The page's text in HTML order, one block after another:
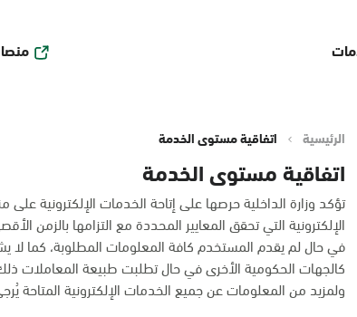
الرئيسية اتفاقية مستوى الخدمة
اتفاقية مستوى الخدمة
تؤكد وزارة الداخلية حرصها على إتاحة الخدمات الإلكترونية
الإلكترونية التي تحقق المعايير المحددة مع التزامها بالزمن
في حال لم يقدم المستخدم كافة المعلومات المطلوبة، كما
كالجهات الحكومية الأخرى في حال تطلبت طبيعة المعاملات
ولمزيد من المعلومات عن جميع الخدمات الإلكترونية المتاحة يُرجى